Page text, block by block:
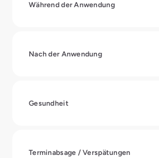
Während der Anwendung
Nach der Anwendung
Gesundheit
Terminabsage / Verspätungen